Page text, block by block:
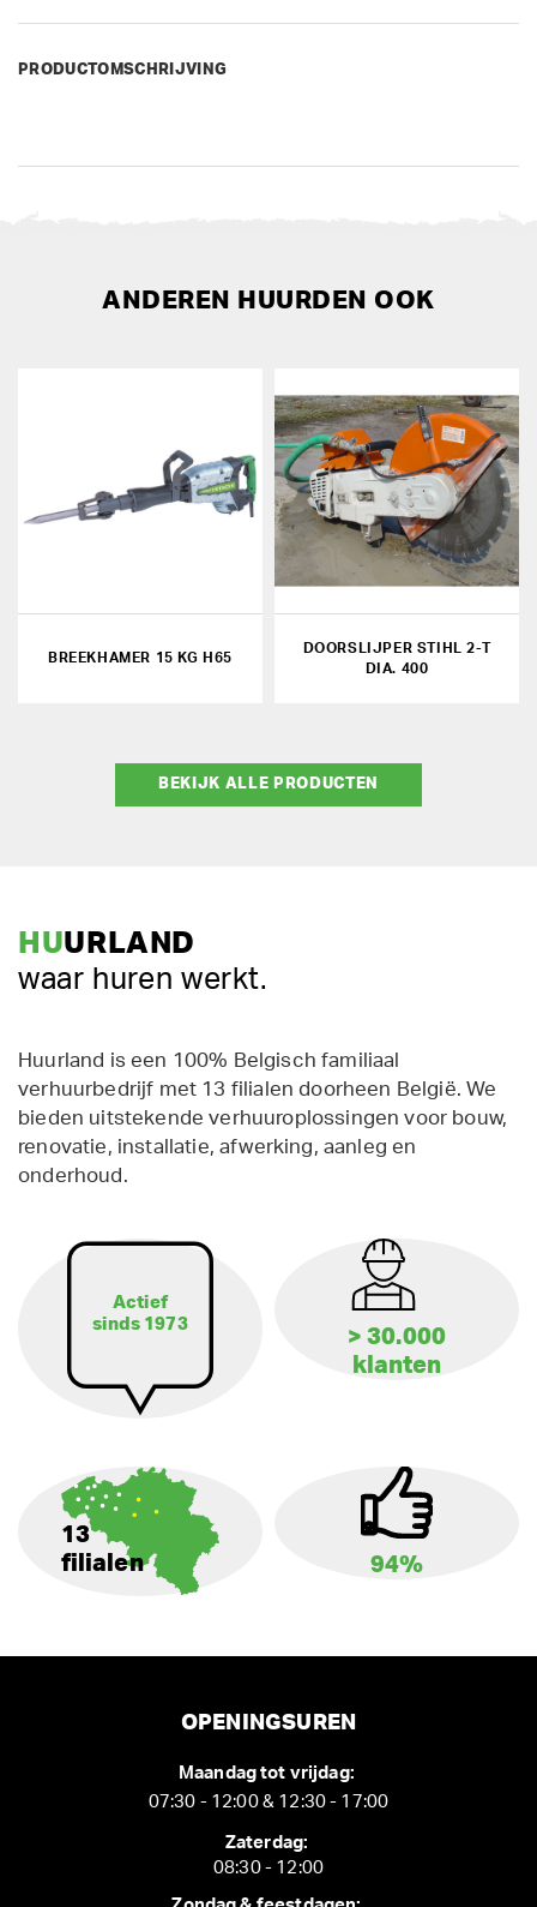
PRODUCTOMSCHRIJVING
ANDEREN HUURDEN OOK
BREEKHAMER 15 KG H65
DOORSLIJPER STIHL 2-T
DIA. 400
BEKIJK ALLE PRODUCTEN
HUURLAND
waar huren werkt.
Huurland is een 100% Belgisch familiaal
verhuurbedrijf met 13 filialen doorheen België. We
bieden uitstekende verhuuroplossingen voor bouw,
renovatie, installatie, afwerking, aanleg en
onderhoud.
Actief
sinds 1973
> 30.000
klanten
13
filialen
94%
OPENINGSUREN
Maandag tot vrijdag:
07:30 - 12:00 & 12:30 - 17:00
Zaterdag:
08:30 - 12:00